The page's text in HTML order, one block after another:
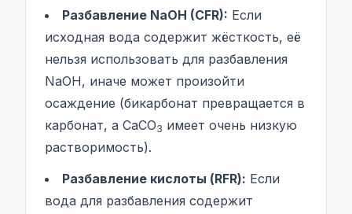
Разбавление NaOH (CFR): Если
исходная вода содержит жёсткость, её
нельзя использовать для разбавления
NaOH, иначе может произойти
осаждение (бикарбонат превращается в
карбонат, а CaCO3 имеет очень низкую
растворимость).
Разбавление кислоты (RFR): Если
вода для разбавления содержит